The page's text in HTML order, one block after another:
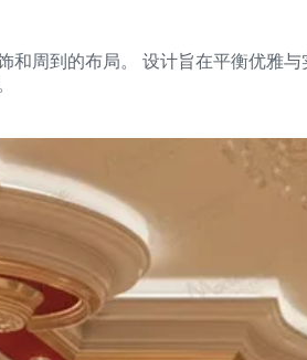
周到的布局。 设计旨在平衡优雅